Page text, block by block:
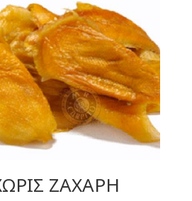
ΖΑΧΑΡΗ